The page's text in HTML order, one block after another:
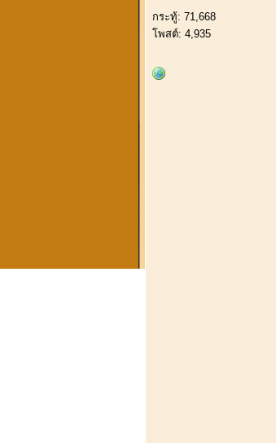
กระทู้: 71,668
โพสต์: 4,935